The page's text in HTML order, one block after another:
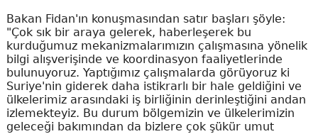
Bakan Fidan'ın konuşmasından satır başları şöyle:
"Çok sık bir araya gelerek, haberleşerek bu
kurduğumuz mekanizmalarımızın çalışmasına yönelik
bilgi alışverişinde ve koordinasyon faaliyetlerinde
bulunuyoruz. Yaptığımız çalışmalarda görüyoruz ki
Suriye'nin giderek daha istikrarlı bir hale geldiğini ve
ülkelerimiz arasındaki iş birliğinin derinleştiğini andan
izlemekteyiz. Bu durum bölgemizin ve ülkelerimizin
geleceği bakımından da bizlere çok şükür umut